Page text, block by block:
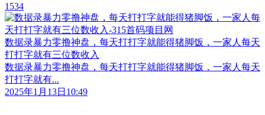
1534
数据录暴力零撸神盘，每天打打字就能得猪脚饭，一家人每天
打打字就有三位数收入
数据录暴力零撸神盘，每天打打字就能得猪脚饭，一家人每天
打打字就有...
2025年1月13日10:49